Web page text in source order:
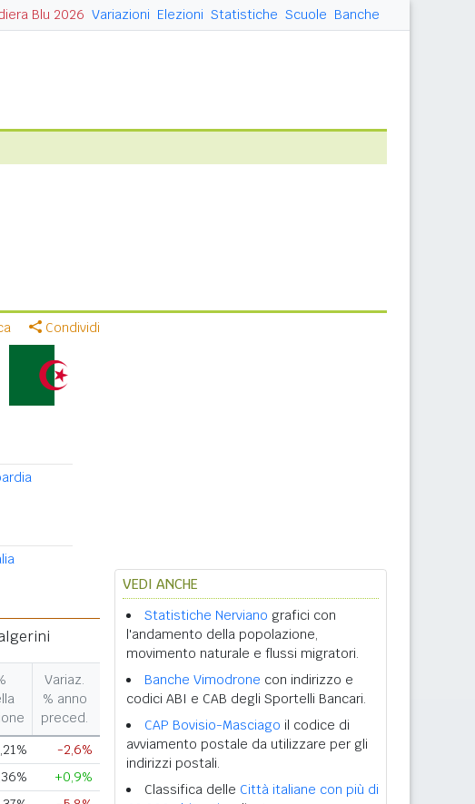
Blu 2026 Variazioni Elezioni Statistiche Scuole Banche
Condividi
Variaz.
% anno
preced.
-2,6%
+0,9%
VEDI ANCHE
Statistiche Nerviano grafici con
l'andamento della popolazione,
movimento naturale e flussi migratori.
Banche Vimodrone con indirizzo e
codici ABI e CAB degli Sportelli Bancari.
CAP Bovisio-Masciago il codice di
avviamento postale da utilizzare per gli
indirizzi postali.
Classifica delle Città italiane con più di